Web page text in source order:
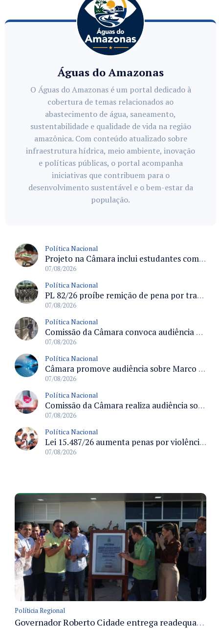
Águas do Amazonas
O Águas do Amazonas é um portal dedicado à
cobertura de temas relacionados ao
abastecimento de água, saneamento,
sustentabilidade e qualidade de vida na região
amazônica. Com conteúdo atualizado sobre
infraestrutura hídrica, meio ambiente, inovação
e políticas públicas, o portal acompanha
iniciativas que contribuem para o
desenvolvimento sustentável e o bem-estar da
população.
Política Nacional
Projeto na Câmara inclui estudantes com deficiência no regime escolar especial da LDB e estabelece critérios para frequência
07/08/2026
Política Nacional
PL 82/26 proíbe remição de pena por trabalho em funções militares para condenados por crimes contra o Estado Democrático de Direito
07/08/2026
Política Nacional
Comissão da Câmara convoca audiência para discutir misoginia nas escolas e universidades após divulgação de listas misóginas
07/08/2026
Política Nacional
Câmara promove audiência sobre Marco de Fomento à Economia Digital e impactos da inteligência artificial
07/08/2026
Política Nacional
Comissão da Câmara realiza audiência sobre apostas online para medir o tamanho do mercado ilegal
07/08/2026
Política Nacional
Lei 15.487/26 aumenta penas por violência sexual digital contra crianças e adolescentes e autoriza ronda virtual para investigação
07/08/2026
Políticia Regional
Governador Roberto Cidade entrega readequação do ambulatório da FCecon e amplia capacidade de atendimento oncológico em Manaus